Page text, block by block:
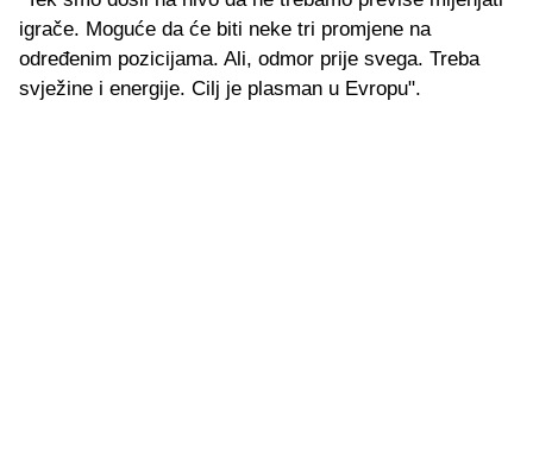
igrače. Moguće da će biti neke tri promjene na
određenim pozicijama. Ali, odmor prije svega. Treba
svježine i energije. Cilj je plasman u Evropu".